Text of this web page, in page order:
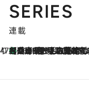
SERIES
連載
47都道府県の手みやげ ひんやりスイーツで夏を満喫
2026.8.8
【兵庫県】この夏絶対食べたい 冷やしておいしいおやつ3選 淡路島の恵みをジェラートに集約